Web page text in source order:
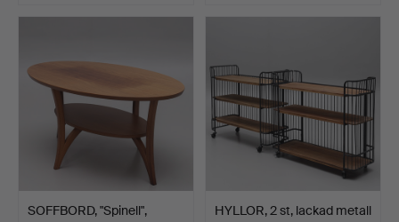
SOFFBORD, "Spinell",
HYLLOR, 2 st, lackad metall